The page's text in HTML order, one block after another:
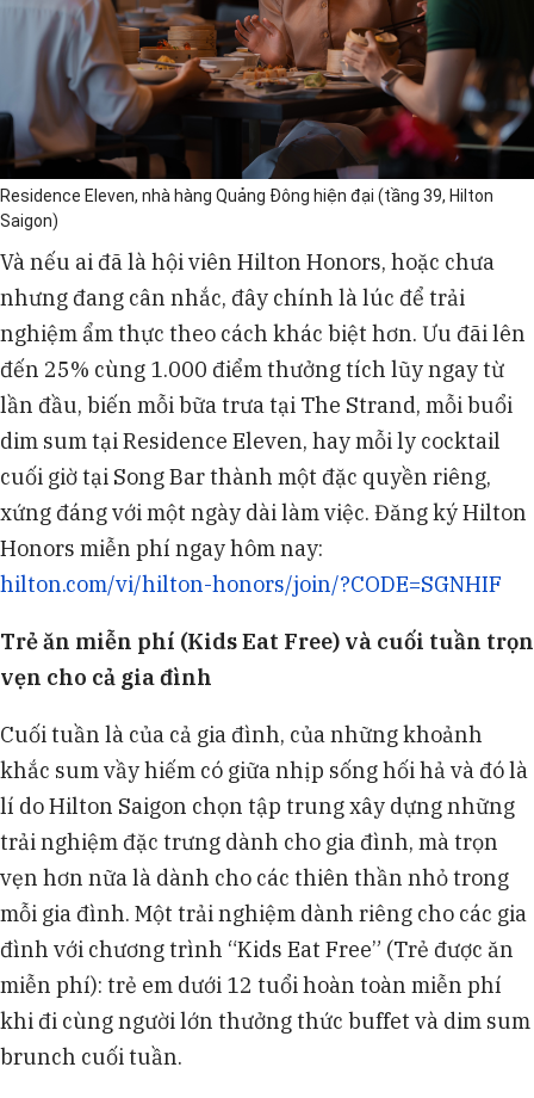
Residence Eleven, nhà hàng Quảng Đông hiện đại (tầng 39, Hilton
Saigon)
Và nếu ai đã là hội viên Hilton Honors, hoặc chưa
nhưng đang cân nhắc, đây chính là lúc để trải
nghiệm ẩm thực theo cách khác biệt hơn. Ưu đãi lên
đến 25% cùng 1.000 điểm thưởng tích lũy ngay từ
lần đầu, biến mỗi bữa trưa tại The Strand, mỗi buổi
dim sum tại Residence Eleven, hay mỗi ly cocktail
cuối giờ tại Song Bar thành một đặc quyền riêng,
xứng đáng với một ngày dài làm việc. Đăng ký Hilton
Honors miễn phí ngay hôm nay:
hilton.com/vi/hilton-honors/join/?CODE=SGNHIF
Trẻ ăn miễn phí (Kids Eat Free) và cuối tuần trọn
vẹn cho cả gia đình
Cuối tuần là của cả gia đình, của những khoảnh
khắc sum vầy hiếm có giữa nhịp sống hối hả và đó là
lí do Hilton Saigon chọn tập trung xây dựng những
trải nghiệm đặc trưng dành cho gia đình, mà trọn
vẹn hơn nữa là dành cho các thiên thần nhỏ trong
mỗi gia đình. Một trải nghiệm dành riêng cho các gia
đình với chương trình “Kids Eat Free” (Trẻ được ăn
miễn phí): trẻ em dưới 12 tuổi hoàn toàn miễn phí
khi đi cùng người lớn thưởng thức buffet và dim sum
brunch cuối tuần.